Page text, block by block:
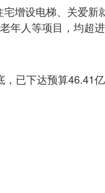
增设电梯、关爱
人等项目，均超
已下达预算46.41